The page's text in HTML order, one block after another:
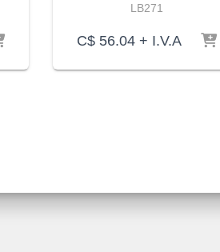
LB271
C$ 56.04 + I.V.A